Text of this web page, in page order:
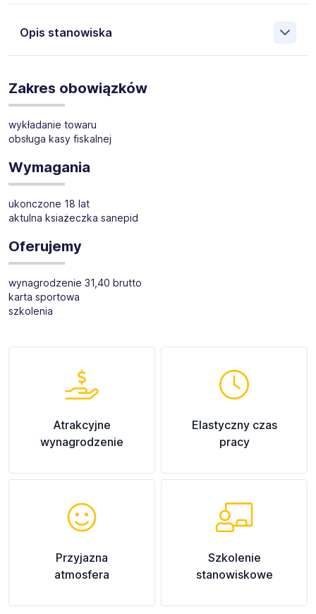
Opis stanowiska
Maciejowicach k. Sobolewa
Zakres obowiązków
wykładanie towaru
obsługa kasy fiskalnej
Wymagania
ukonczone 18 lat
aktulna ksiażeczka sanepid
Oferujemy
wynagrodzenie 31,40 brutto
karta sportowa
szkolenia
Atrakcyjne
wynagrodzenie
Elastyczny czas
pracy
Przyjazna
atmosfera
Szkolenie
stanowiskowe